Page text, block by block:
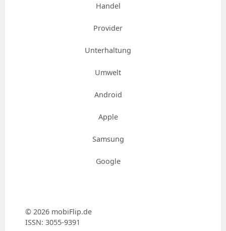
Handel
Provider
Unterhaltung
Umwelt
Android
Apple
Samsung
Google
© 2026 mobiFlip.de
ISSN: 3055-9391